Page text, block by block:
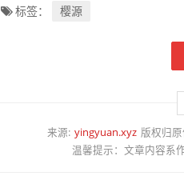
标签： 樱源
来源: yingyuan.xyz 版权归
温馨提示：文章内容系